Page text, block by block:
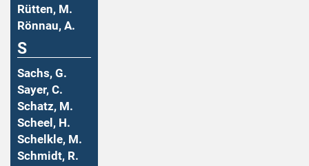
Rütten, M.
Rönnau, A.
S
Sachs, G.
Sayer, C.
Schatz, M.
Scheel, H.
Schelkle, M.
Schmidt, R.